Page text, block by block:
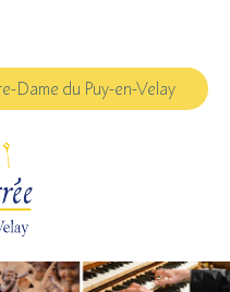
Dame du Puy-en-Velay